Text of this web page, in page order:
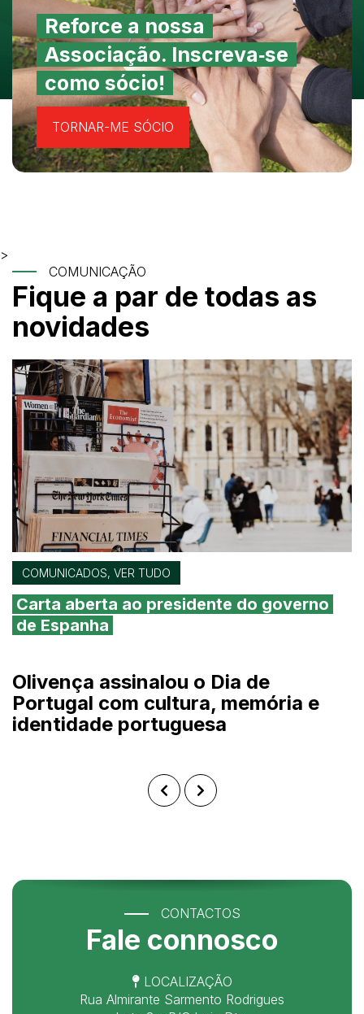
Reforce a nossa
Associação. Inscreva‑se
como sócio!
TORNAR-ME SÓCIO
>
COMUNICAÇÃO
Fique a par de todas as
novidades
COMUNICADOS, VER TUDO
Carta aberta ao presidente do governo
de Espanha
Olivença assinalou o Dia de
Portugal com cultura, memória e
identidade portuguesa
CONTACTOS
Fale connosco
LOCALIZAÇÃO
Rua Almirante Sarmento Rodrigues